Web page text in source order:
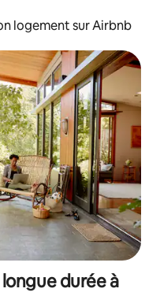
logement sur Airbnb
durée à